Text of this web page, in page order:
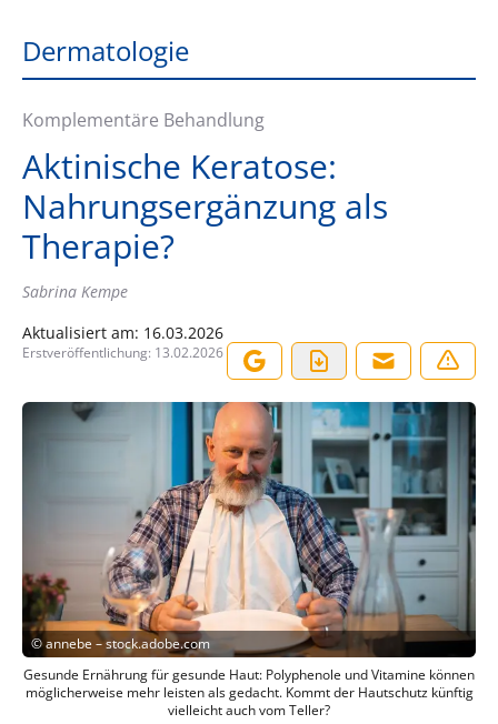
Dermatologie
Komplementäre Behandlung
Aktinische Keratose:
Nahrungsergänzung als
Therapie?
Sabrina Kempe
Aktualisiert am: 16.03.2026
Erstveröffentlichung: 13.02.2026
©annebe – stock.adobe.com
Gesunde Ernährung für gesunde Haut: Polyphenole und Vitamine können
möglicherweise mehr leisten als gedacht. Kommt der Hautschutz künftig
vielleicht auch vom Teller?